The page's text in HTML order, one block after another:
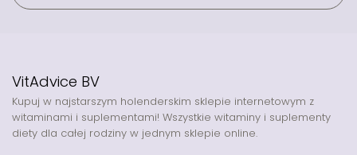
VitAdvice BV
Kupuj w najstarszym holenderskim sklepie internetowym z
witaminami i suplementami! Wszystkie witaminy i suplementy
diety dla całej rodziny w jednym sklepie online.